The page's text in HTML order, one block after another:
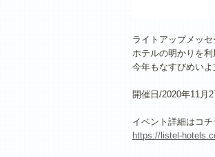
ライトアップメッセ
ホテルの明かりを
今年もなすびめい
開催日/2020年11月
イベント詳細はコチ
https://listel-